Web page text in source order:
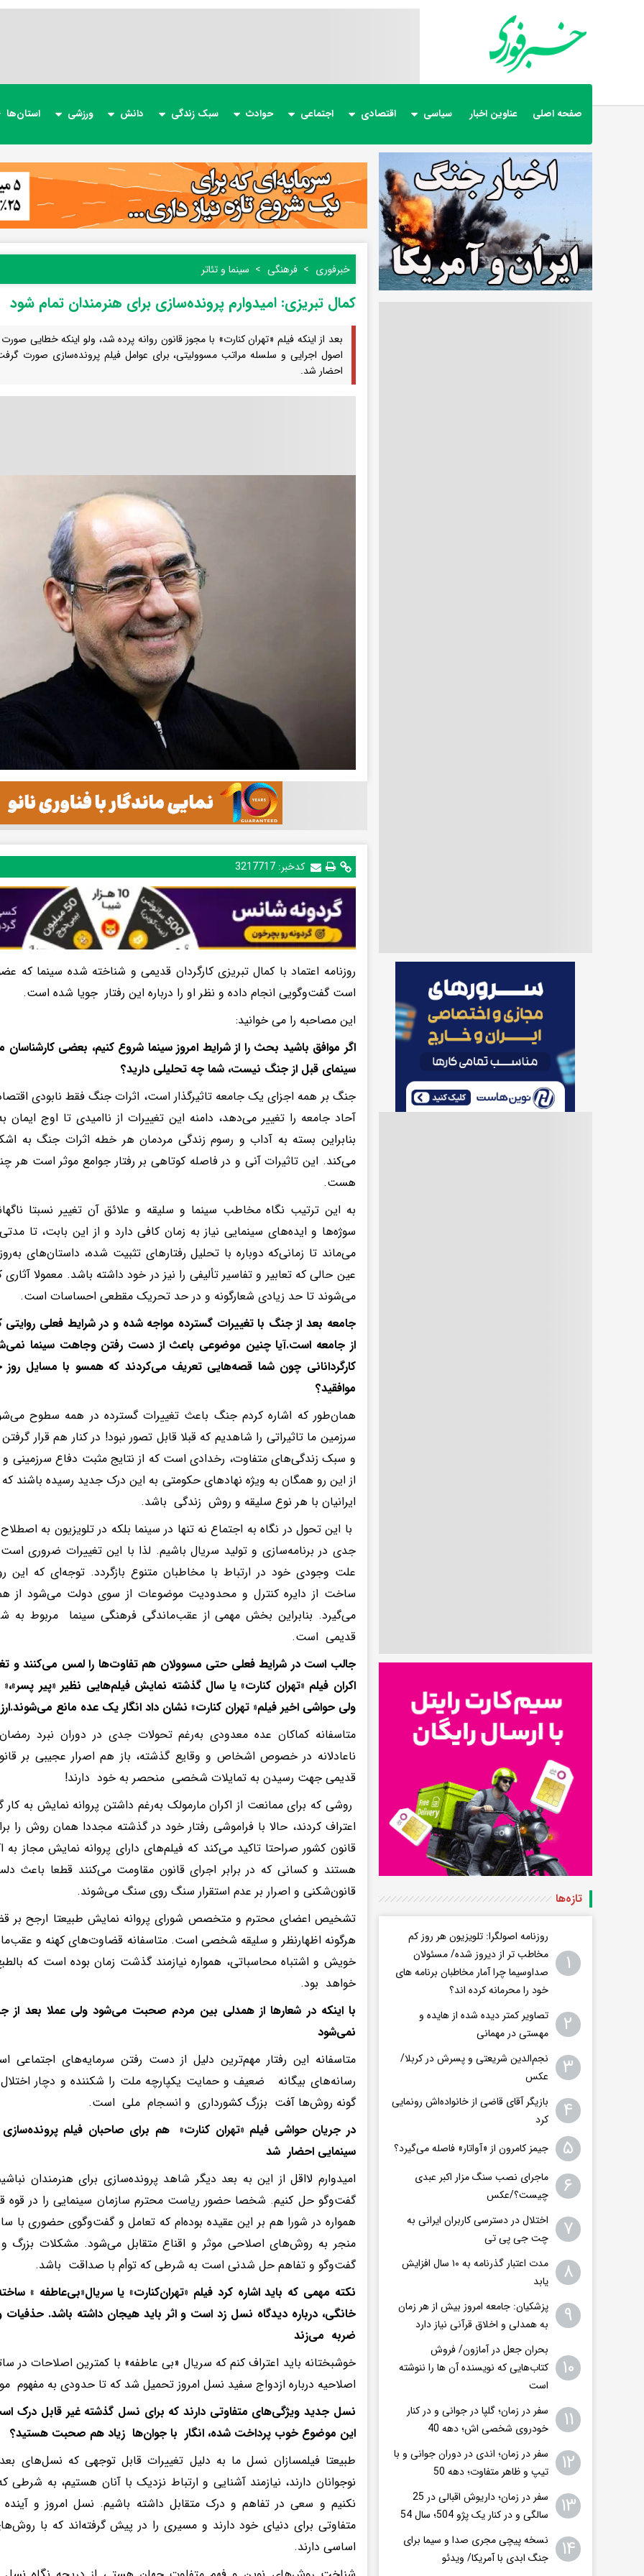
صفحه اصلی عناوین اخبار سیاسی اقتصادی اجتماعی حوادث سبک زندگی دانش ورزشی استان‌ها
خبرفوری فرهنگی سینما و تئاتر
کمال تبریزی: امیدوارم پرونده‌سازی برای هنرمندان تمام شود
بعد از اینکه فیلم «تهران کنارت» با مجوز قانون روانه پرده شد، ولو اینکه خطایی
اصول اجرایی و سلسله مراتب مسوولیتی، برای عوامل فیلم پرونده‌سازی صورت
احضار شد.
کدخبر:3217717
روزنامه اعتماد با کمال تبریزی کارگردان قدیمی و شناخته شده سینما که
است گفت‌وگویی انجام داده و نظر او را درباره این رفتار جویا شده است.
این مصاحبه را می خوانید:
اگر موافق باشید بحث را از شرایط امروز سینما شروع کنیم، بعضی
سینمای قبل از جنگ نیست، شما چه تحلیلی دارید؟
جنگ بر همه اجزای یک جامعه تاثیرگذار است، اثرات جنگ فقط نابودی
آحاد جامعه را تغییر می‌دهد، دامنه این تغییرات از ناامیدی تا اوج
بنابراین بسته به آداب و رسوم زندگی مردمان هر خطه اثرات جنگ به
می‌کند. این تاثیرات آنی و در فاصله کوتاهی بر رفتار جوامع موثر است هر
هست.
به این ترتیب نگاه مخاطب سینما و سلیقه و علائق آن تغییر نسبتا
سوژه‌ها و ایده‌های سینمایی نیاز به زمان کافی دارد و از این بابت، تا
می‌ماند تا زمانی‌که دوباره با تحلیل رفتارهای تثبیت شده، داستان‌های
عین حالی که تعابیر و تفاسیر تألیفی را نیز در خود داشته باشد. معمولا
می‌شوند تا حد زیادی شعارگونه و در حد تحریک مقطعی احساسات است.
جامعه بعد از جنگ با تغییرات گسترده مواجه شده و در شرایط فعلی
از جامعه است.آیا چنین موضوعی باعث از دست رفتن وجاهت سینما
کارگردانانی چون شما قصه‌هایی تعریف می‌کردند که همسو با مسایل
موافقید؟
همان‌طور که اشاره کردم جنگ باعث تغییرات گسترده در همه سطوح
سرزمین ما تاثیراتی را شاهدیم که قبلا قابل تصور نبود! در کنار هم قرار
و سبک زندگی‌های متفاوت، رخدادی است که از نتایج مثبت دفاع
از این رو همگان به ویژه نهادهای حکومتی به این درک جدید رسیده باشند
ایرانیان با هر نوع سلیقه و روش زندگی باشد.
با این تحول در نگاه به اجتماع نه تنها در سینما بلکه در تلویزیون به
جدی در برنامه‌سازی و تولید سریال باشیم. لذا با این تغییرات ضروری
علت وجودی خود در ارتباط با مخاطبان متنوع بازگردد. توجه‌ای که این
ساخت از دایره کنترل و محدودیت موضوعات از سوی دولت می‌شود از
می‌گیرد. بنابراین بخش مهمی از عقب‌ماندگی فرهنگی سینما مربوط به
قدیمی است.
جالب است در شرایط فعلی حتی مسوولان هم تفاوت‌ها را لمس می‌کنند و
اکران فیلم «تهران کنارت» یا سال گذشته نمایش فیلم‌هایی نظیر «پیر
ولی حواشی اخیر فیلم« تهران کنارت» نشان داد انگار یک عده مانع
متاسفانه کماکان عده معدودی به‌رغم تحولات جدی در دوران نبرد
ناعادلانه در خصوص اشخاص و وقایع گذشته، باز هم اصرار عجیبی بر
قدیمی جهت رسیدن به تمایلات شخصی منحصر به خود دارند!
روشی که برای ممانعت از اکران مارمولک به‌رغم داشتن پروانه نمایش به
اعتراف کردند، حالا با فراموشی رفتار خود در گذشته مجددا همان روش را
قانون کشور صراحتا تاکید می‌کند که فیلم‌های دارای پروانه نمایش مجاز
هستند و کسانی که در برابر اجرای قانون مقاومت می‌کنند قطعا باعث
قانون‌شکنی و اصرار بر عدم استقرار سنگ روی سنگ می‌شوند.
تشخیص اعضای محترم و متخصص شورای پروانه نمایش طبیعتا ارجح بر
هرگونه‌ اظهارنظر و سلیقه شخصی است. متاسفانه قضاوت‌های کهنه و
خویش و اشتباه محاسباتی، همواره نیازمند گذشت زمان بوده است که
خواهد بود.
با اینکه در شعارها از همدلی بین مردم صحبت می‌شود ولی عملا بعد
نمی‌شود
متاسفانه این رفتار مهم‌ترین دلیل از دست رفتن سرمایه‌های اجتماعی
رسانه‌های بیگانه ضعیف و حمایت یکپارچه ملت را شکننده و دچار
گونه روش‌ها آفت بزرگ کشورداری و انسجام ملی است.
در جریان حواشی فیلم «تهران کنارت» هم برای صاحبان فیلم
سینمایی احضار شد
امیدوارم لااقل از این به بعد دیگر شاهد پرونده‌سازی برای هنرمندان
گفت‌وگو حل کنیم. شخصا حضور ریاست محترم سازمان سینمایی را در قوه
همواره در شورا هم بر این عقیده بوده‌ام که تعامل و گفت‌وگوی حضوری با
منجر به روش‌های اصلاحی موثر و اقناع متقابل می‌شود. مشکلات
گفت‌وگو و تفاهم حل شدنی است به شرطی که توأم با صداقت باشد.
نکته مهمی که باید اشاره کرد فیلم «تهران‌کنارت» یا سریال«‌بی‌عاطفه »
خانگی، درباره دیدگاه نسل زد است و اثر باید هیجان داشته باشد. حذفیات
ضربه می‌زند
خوشبختانه باید اعتراف کنم که سریال «بی عاطفه» با کمترین اصلاحات در
اصلاحیه درباره ازدواج سفید نسل امروز تحمیل شد که تا حدودی به مفهوم
نسل جدید ویژگی‌های متفاوتی دارند که برای نسل گذشته غیر قابل درک
این موضوع خوب پرداخت شده، انگار با جوان‌ها زیاد هم ‌صحبت هستید؟
طبیعتا فیلمسازان نسل ما به دلیل تغییرات قابل توجهی که نسل‌های
نوجوانان دارند، نیازمند آشنایی و ارتباط نزدیک با آنان هستیم، به شرطی
نکنیم و سعی در تفاهم و درک متقابل داشته باشیم. نسل امروز و آینده
متفاوتی برای دنیای خود دارند و مسیری را در پیش گرفته‌اند که با
اساسی دارند.
تازه‌ها
۱
روزنامه اصولگرا: تلویزیون هر روز کم
مخاطب تر از دیروز شده/ مسئولان
صداوسیما چرا آمار مخاطبان برنامه های
خود را محرمانه کرده اند؟
۲
تصاویر کمتر دیده شده از هایده و
مهستی در مهمانی
۳
نجم‌الدین شریعتی و پسرش در کربلا/
عکس
۴
بازیگر آقای قاضی از خانواده‌اش رونمایی
کرد
۵ جیمز کامرون از «آواتار» فاصله می‌گیرد؟
۶
ماجرای نصب سنگ مزار اکبر عبدی
چیست؟/عکس
۷
اختلال در دسترسی کاربران ایرانی به
چت جی پی تی
۸
مدت اعتبار گذرنامه به ۱۰ سال افزایش
یابد
۹
پزشکیان: جامعه امروز بیش از هر زمان
به همدلی و اخلاق قرآنی نیاز دارد
۱۰
بحران جعل در آمازون/ فروش
کتاب‌هایی که نویسنده آن ها را ننوشته
است
۱۱
سفر در زمان؛ گلپا در جوانی و در کنار
خودروی شخصی اش؛ دهه 40
۱۲
سفر در زمان؛ اندی در دوران جوانی و با
تیپ و ظاهر متفاوت؛ دهه 50
۱۳
سفر در زمان؛ داریوش اقبالی در 25
سالگی و در کنار یک پژو 504؛ سال 54
۱۴
نسخه پیچی مجری صدا و سیما برای
جنگ ابدی با آمریکا/ ویدئو